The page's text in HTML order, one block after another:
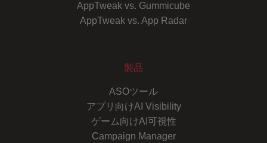
AppTweak vs. Gummicube
AppTweak vs. App Radar
製品
ASOツール
アプリ向けAI Visibility
ゲーム向けAI可視性
Campaign Manager